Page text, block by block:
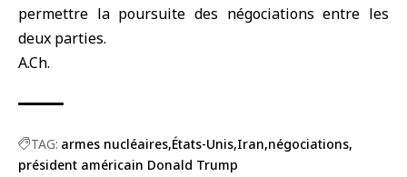
permettre la poursuite des négociations entre les
deux parties.
A.Ch.
TAG: armes nucléaires États-Unis Iran négociations
président américain Donald Trump